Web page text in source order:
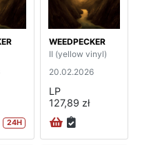
24H
WEEDPECKER
II (yellow vinyl)
20.02.2026
LP
127,89 zł